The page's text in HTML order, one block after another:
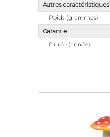
Autres caractéristiques
Poids (grammes)
Garantie
Durée (année)